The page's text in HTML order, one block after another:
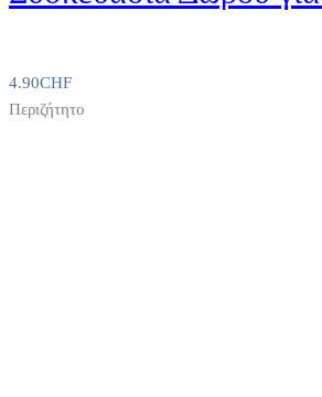
4.90CHF
Περιζήτητο